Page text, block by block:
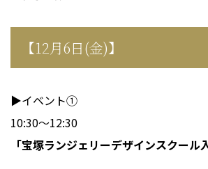
【12月6日(金)】
▶イベント①
10:30～12:30
「宝塚ランジェリーデザインスクール